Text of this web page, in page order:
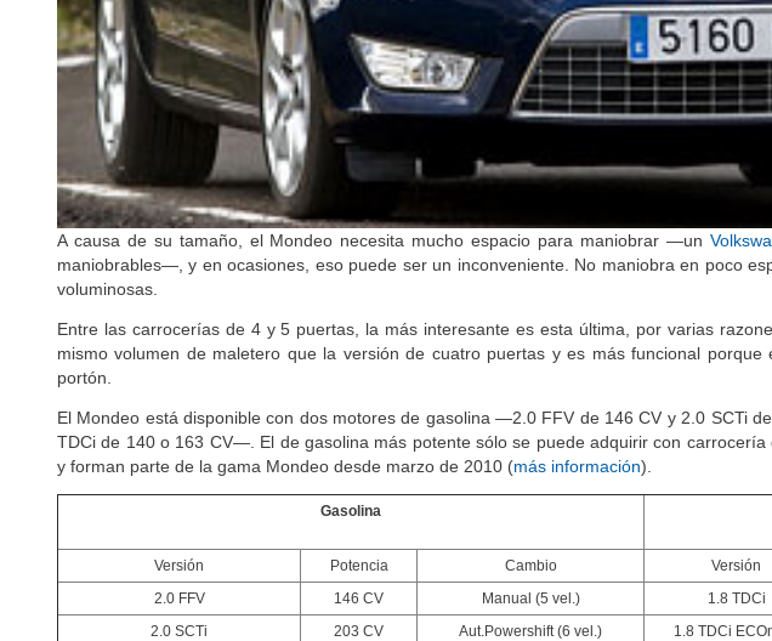
A causa de su tamaño, el Mondeo necesita mucho espacio para maniobrar —un
maniobrables—, y en ocasiones, eso puede ser un inconveniente. No maniobra en poco
Entre las carrocerías de 4 y 5 puertas, la más interesante es esta última, por varias
mismo volumen de maletero que la versión de cuatro puertas y es más funcional porque
El Mondeo está disponible con dos motores de gasolina —2.0 FFV de 146 CV y 2.0 SCTi
TDCi de 140 o 163 CV—. El de gasolina más potente sólo se puede adquirir con carrocería
Versión Potencia Cambio Versión
2.0 FFV
146 CV Manual (5 vel.) 1.8 TDCi